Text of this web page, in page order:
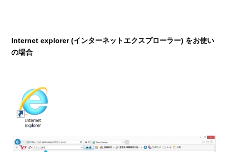
Internet explorer (インターネットエクスプローラー) をお使い
の場合